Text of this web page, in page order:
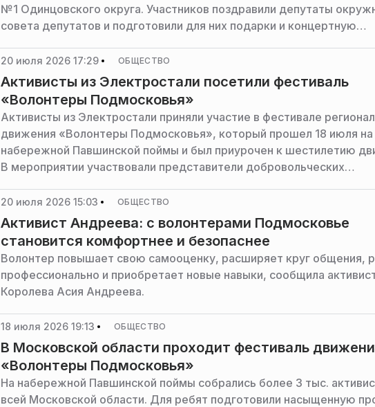
№1 Одинцовского округа. Участников поздравили депутаты
совета депутатов и подготовили для них подарки и концертную
20 июля 2026 17:29 ОБЩЕСТВО
Активисты из Электростали посетили фестиваль
«Волонтеры Подмосковья»
Активисты из Электростали приняли участие в фестивале
движения «Волонтеры Подмосковья», который прошел 18 июля на
набережной Павшинской поймы и был приурочен к шестилетию
В мероприятии участвовали представители добровольческих
горокруга.
20 июля 2026 15:03 ОБЩЕСТВО
Активист Андреева: с волонтерами Подмосковье
становится комфортнее и безопаснее
Волонтер повышает свою самооценку, расширяет круг общения,
профессионально и приобретает новые навыки, сообщила
Королева Асия Андреева.
18 июля 2026 19:13 ОБЩЕСТВО
В Московской области проходит фестиваль
«Волонтеры Подмосковья»
На набережной Павшинской поймы собрались более 3 тыс.
всей Московской области. Для ребят подготовили насыщенную